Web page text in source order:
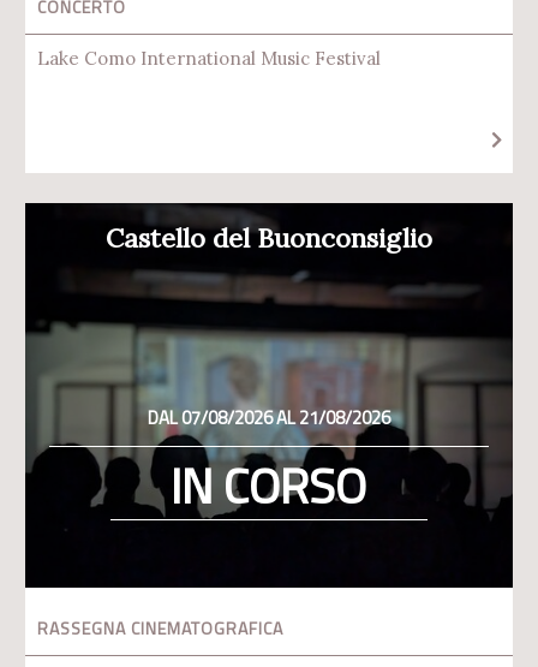
CONCERTO
Lake Como International Music Festival
Castello del Buonconsiglio
DAL 07/08/2026 AL 21/08/2026
IN CORSO
RASSEGNA CINEMATOGRAFICA